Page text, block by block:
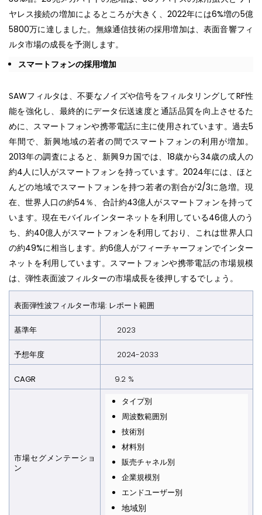
ヤレス接続の増加によるところが大きく、2022年には6%増の5億
5800万に達しました。無線通信技術の採用増加は、表面音響フィ
ルタ市場の成長を予測します。
スマートフォンの採用増加
SAWフィルタは、不要なノイズや信号をフィルタリングしてRF性
能を強化し、最終的にデータ伝送速度と通話品質を向上させるた
めに、スマートフォンや携帯電話に主に使用されています。過去5
年間で、新興地域の若者の間でスマートフォンの利用が増加。
2013年の調査によると、新興9カ国では、18歳から34歳の成人の
約4人に1人がスマートフォンを持っています。2024年には、ほと
んどの地域でスマートフォンを持つ若者の割合が2/3に急増。現
在、世界人口の約54％、合計約43億人がスマートフォンを持って
います。現在モバイルインターネットを利用している46億人のう
ち、約40億人がスマートフォンを利用しており、これは世界人口
の約49%に相当します。約6億人がフィーチャーフォンでインター
ネットを利用しています。スマートフォンや携帯電話の市場規模
は、弾性表面波フィルターの市場成長を後押しするでしょう。
表面弾性波フィルター市場: レポート範囲
基準年 2023
予想年度 2024-2033
CAGR 9.2 %
市場セグメンテーショ
ン
タイプ別
周波数範囲別
技術別
材料別
販売チャネル別
企業規模別
エンドユーザー別
地域別